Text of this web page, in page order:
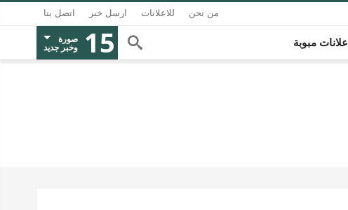
من نحن للاعلانات ارسل خبر اتصل بنا
إعلانات مبوبة 15 صورة
وخبر جديد